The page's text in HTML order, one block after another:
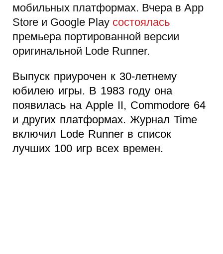
мобильных платформах. Вчера в App
Store и Google Play состоялась
премьера портированной версии
оригинальной Lode Runner.
Выпуск приурочен к 30-летнему
юбилею игры. В 1983 году она
появилась на Apple II, Commodore 64
и других платформах. Журнал Time
включил Lode Runner в список
лучших 100 игр всех времен.